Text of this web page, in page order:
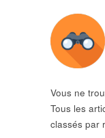
Vous ne
Tous les
classés par